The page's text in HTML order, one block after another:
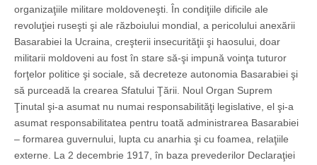
organizaţiile militare moldoveneşti. În condiţiile dificile ale
revoluţiei ruseşti şi ale războiului mondial, a pericolului anexării
Basarabiei la Ucraina, creşterii insecurităţii şi haosului, doar
militarii moldoveni au fost în stare să-şi impună voinţa tuturor
forţelor politice şi sociale, să decreteze autonomia Basarabiei şi
să purceadă la crearea Sfatului Ţării. Noul Organ Suprem
Ţinutal şi-a asumat nu numai responsabilităţi legislative, el şi-a
asumat responsabilitatea pentru toată administrarea Basarabiei
– formarea guvernului, lupta cu anarhia şi cu foamea, relaţiile
externe. La 2 decembrie 1917, în baza prevede­­rilor Declaraţiei